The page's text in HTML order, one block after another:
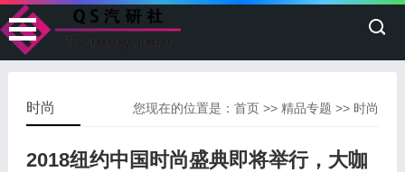
您现在的位置是：首页 >>精品专题 >> 时尚
时尚
2018纽约中国时尚盛典即将举行，大咖